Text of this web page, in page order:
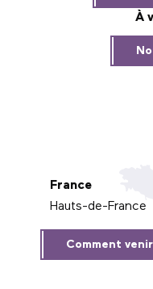
À
France
Hauts-de-France
Comment